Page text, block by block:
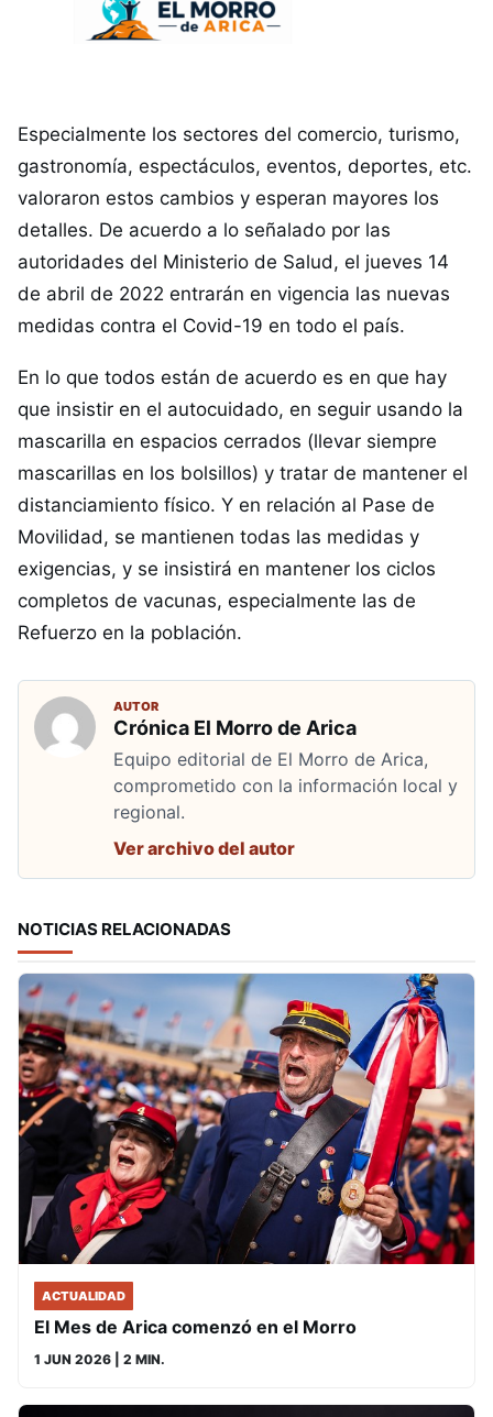
Especialmente los sectores del comercio, turismo,
gastronomía, espectáculos, eventos, deportes, etc.
valoraron estos cambios y esperan mayores los
detalles. De acuerdo a lo señalado por las
autoridades del Ministerio de Salud, el jueves 14
de abril de 2022 entrarán en vigencia las nuevas
medidas contra el Covid-19 en todo el país.
En lo que todos están de acuerdo es en que hay
que insistir en el autocuidado, en seguir usando la
mascarilla en espacios cerrados (llevar siempre
mascarillas en los bolsillos) y tratar de mantener el
distanciamiento físico. Y en relación al Pase de
Movilidad, se mantienen todas las medidas y
exigencias, y se insistirá en mantener los ciclos
completos de vacunas, especialmente las de
Refuerzo en la población.
AUTOR
Crónica El Morro de Arica
Equipo editorial de El Morro de Arica,
comprometido con la información local y
regional.
Ver archivo del autor
NOTICIAS RELACIONADAS
ACTUALIDAD
El Mes de Arica comenzó en el Morro
1 JUN 2026 | 2 MIN.